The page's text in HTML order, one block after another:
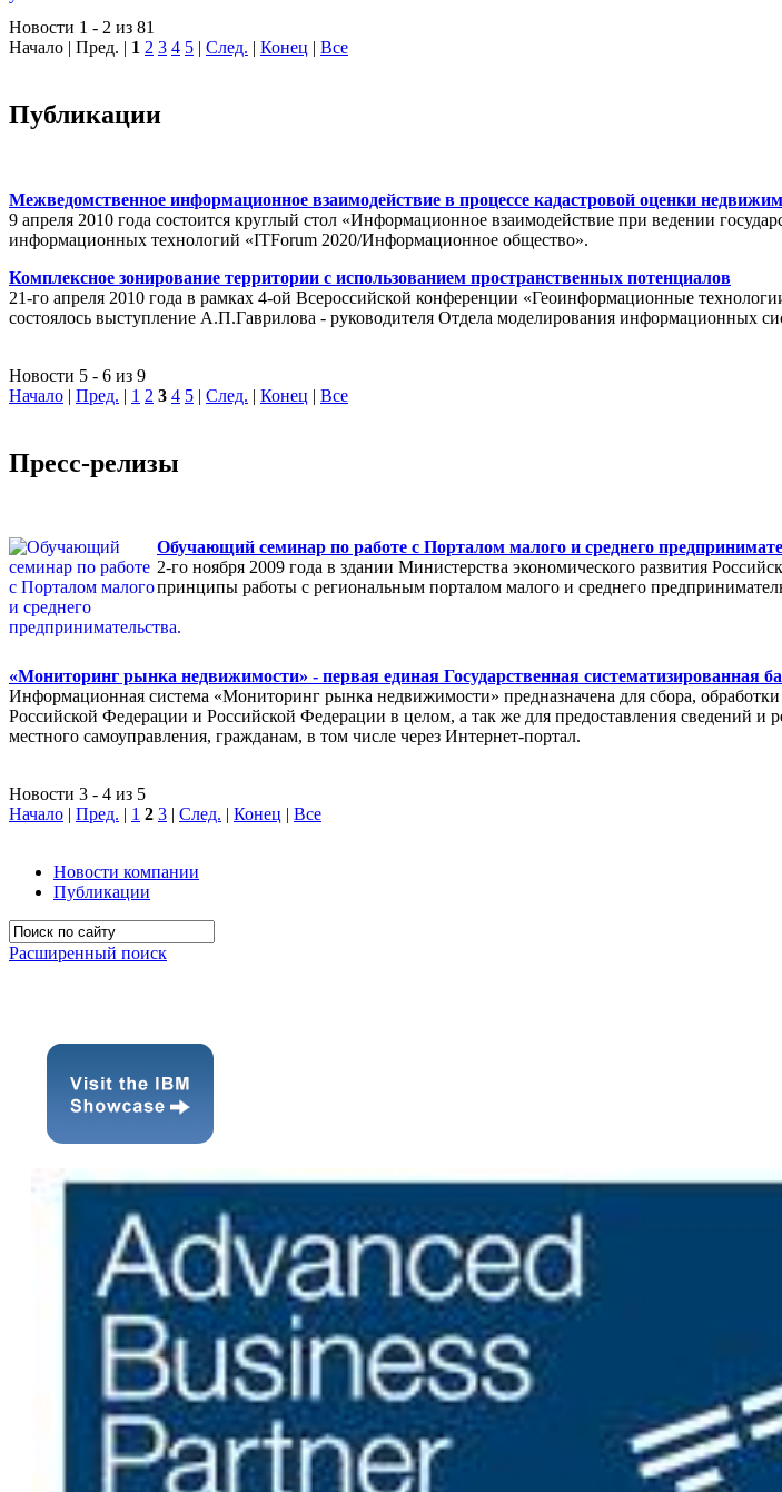
Новости 1 - 2 из 81
Начало | Пред. | 1 2 3 4 5 | След. | Конец | Все
Публикации
Межведомственное информационное взаимодействие в процессе кадастровой оценки
9 апреля 2010 года состоится круглый стол «Информационное взаимодействие при ведении
информационных технологий «ITForum 2020/Информационное общество».
Комплексное зонирование территории с использованием пространственных потенциалов
21-го апреля 2010 года в рамках 4-ой Всероссийской конференции «Геоинформационные
состоялось выступление А.П.Гаврилова - руководителя Отдела моделирования информационных
Новости 5 - 6 из 9
Начало | Пред. | 1 2 3 4 5 | След. | Конец | Все
Пресс-релизы
Обучающий семинар по работе с Порталом малого и среднего
2-го ноября 2009 года в здании Министерства экономического развития
принципы работы с региональным порталом малого и среднего
«Мониторинг рынка недвижимости» - первая единая Государственная систематизированная
Информационная система «Мониторинг рынка недвижимости» предназначена для сбора,
Российской Федерации и Российской Федерации в целом, а так же для предоставления сведений и
местного самоуправления, гражданам, в том числе через Интернет-портал.
Новости 3 - 4 из 5
Начало | Пред. | 1 2 3 | След. | Конец | Все
Новости компании
Публикации
Расширенный поиск